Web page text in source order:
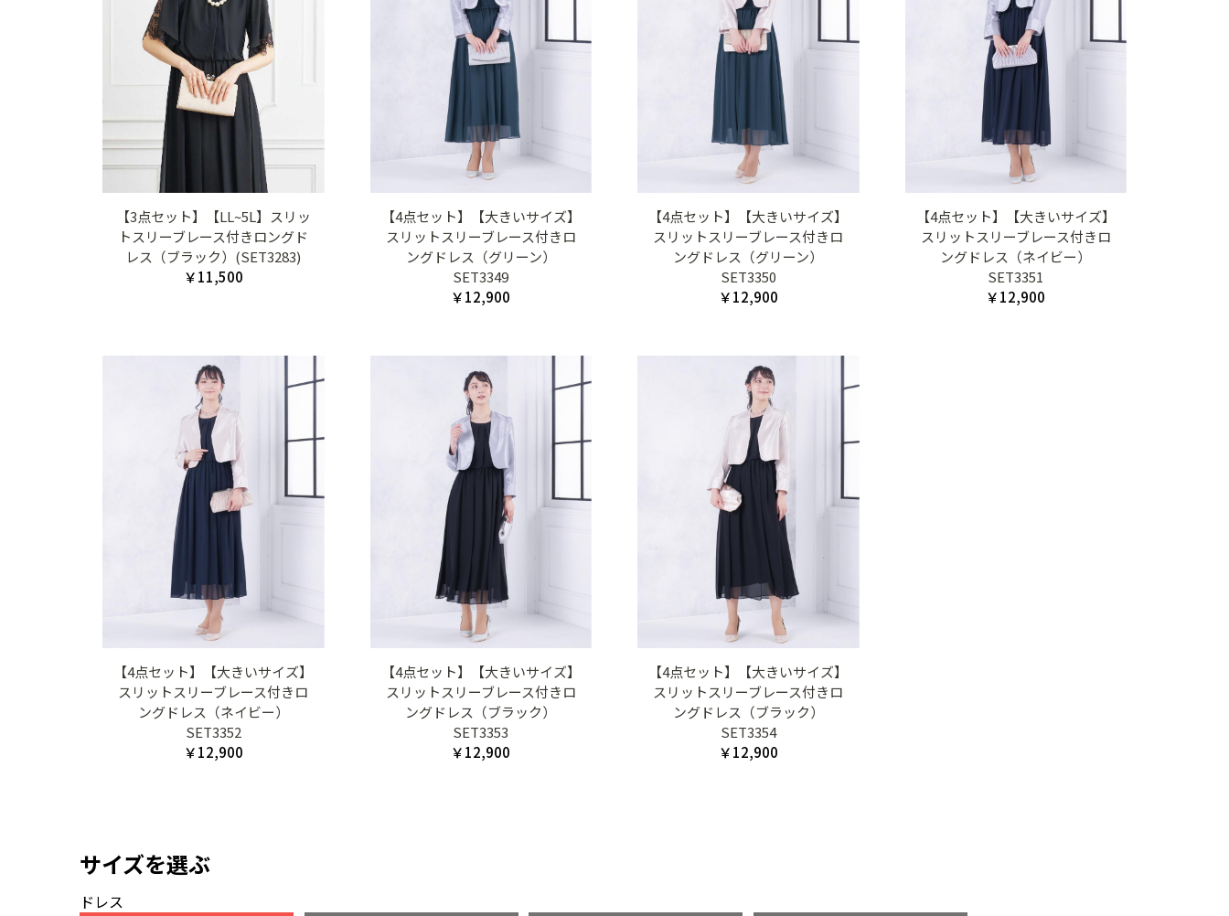
【3点セット】【LL~5L】スリッ
トスリーブレース付きロングド
レス（ブラック）(SET3283)
￥11,500
【4点セット】【大きいサイズ】
スリットスリーブレース付きロ
ングドレス（グリーン）
SET3349
￥12,900
【4点セット】【大きいサイズ】
スリットスリーブレース付きロ
ングドレス（グリーン）
SET3350
￥12,900
【4点セット】【大きいサイズ】
スリットスリーブレース付きロ
ングドレス（ネイビー）
SET3351
￥12,900
【4点セット】【大きいサイズ】
スリットスリーブレース付きロ
ングドレス（ネイビー）
SET3352
￥12,900
【4点セット】【大きいサイズ】
スリットスリーブレース付きロ
ングドレス（ブラック）
SET3353
￥12,900
【4点セット】【大きいサイズ】
スリットスリーブレース付きロ
ングドレス（ブラック）
SET3354
￥12,900
サイズを選ぶ
ドレス